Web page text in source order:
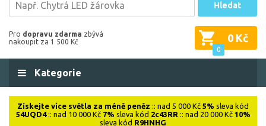
Hledat
Pro dopravu zdarma zbývá
nakoupit za 1 500 Kč
0
0 Kč
Kategorie
Získejte více světla za méně peněz :: nad 5 000 Kč 5% sleva kód
54UQD4:: nad 10 000 Kč 7% sleva kód 2c43RR :: nad 20 000 Kč 10%
sleva kód R9HNHG